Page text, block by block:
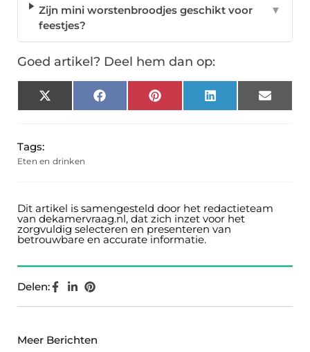
Zijn mini worstenbroodjes geschikt voor
feestjes?
▼
Goed artikel? Deel hem dan op:
X
(Twitter)
FacebookPinterest LinkedIn Email
Tags:
Eten en drinken
Dit artikel is samengesteld door het redactieteam
van dekamervraag.nl, dat zich inzet voor het
zorgvuldig selecteren en presenteren van
betrouwbare en accurate informatie.
Delen:
Meer Berichten